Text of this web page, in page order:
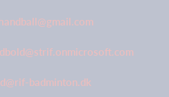
badminton.dk